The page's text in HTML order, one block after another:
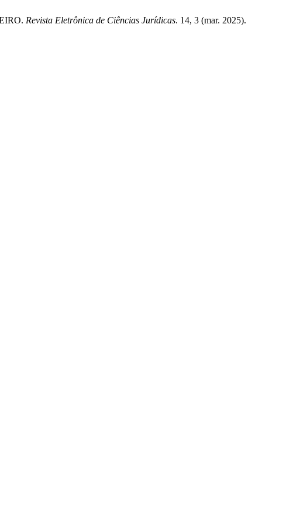
Revista Eletrônica de Ciências Jurídicas. 14, 3 (mar. 2025).